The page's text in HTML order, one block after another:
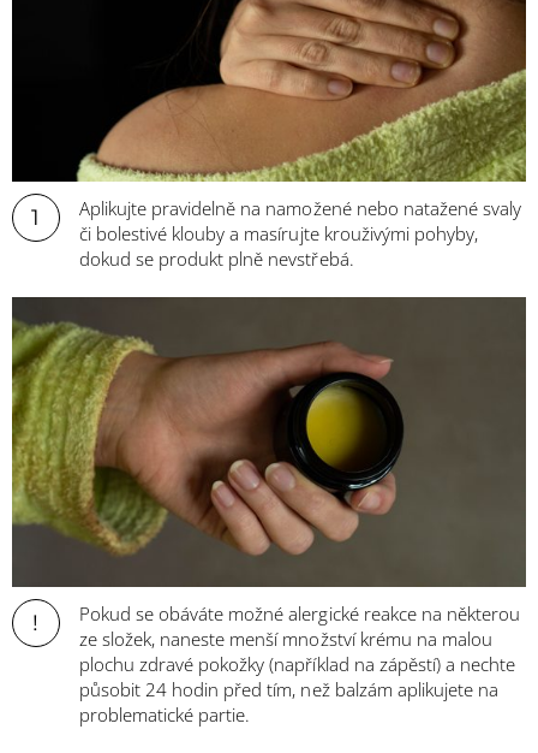
1
Aplikujte pravidelně na namožené nebo natažené svaly
či bolestivé klouby a masírujte krouživými pohyby,
dokud se produkt plně nevstřebá.
!
Pokud se obáváte možné alergické reakce na některou
ze složek, naneste menší množství krému na malou
plochu zdravé pokožky (například na zápěstí) a nechte
působit 24 hodin před tím, než balzám aplikujete na
problematické partie.